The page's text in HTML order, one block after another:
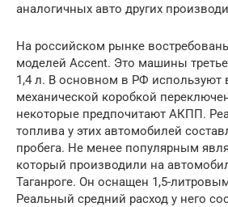
аналогичных авто других
На российском рынке
моделей Accent. Это машины
1,4 л. В основном в РФ используют
механической коробкой
некоторые предпочитают АКПП.
топлива у этих автомобилей
пробега. Не менее популярным
который производили на
Таганроге. Он оснащен 1,5-
Реальный средний расход у него